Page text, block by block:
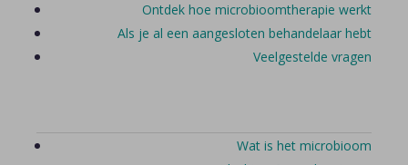
Ontdek hoe microbioomtherapie werkt
Als je al een aangesloten behandelaar hebt
Veelgestelde vragen
Wat is het microbioom